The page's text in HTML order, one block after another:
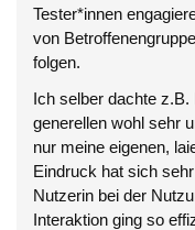
Tester*innen
von
folgen.
Ich selber dachte
generellen wohl sehr
nur meine eigenen,
Eindruck hat sich
Nutzerin bei der
Interaktion ging so